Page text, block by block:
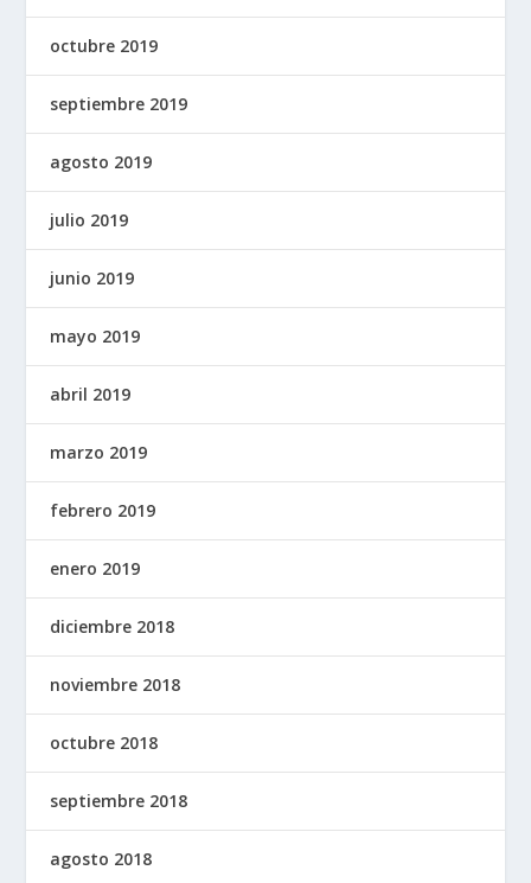
octubre 2019
septiembre 2019
agosto 2019
julio 2019
junio 2019
mayo 2019
abril 2019
marzo 2019
febrero 2019
enero 2019
diciembre 2018
noviembre 2018
octubre 2018
septiembre 2018
agosto 2018